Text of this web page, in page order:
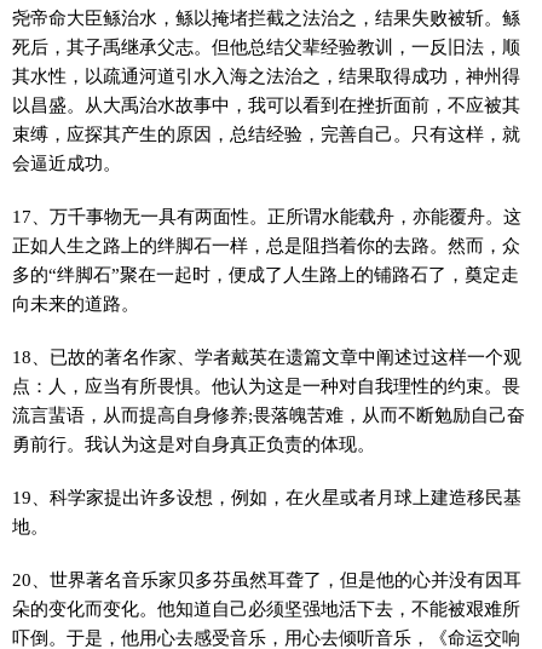
尧帝命大臣鲧治水，鲧以掩堵拦截之法治之，结果失败被斩。鲧
死后，其子禹继承父志。但他总结父辈经验教训，一反旧法，顺
其水性，以疏通河道引水入海之法治之，结果取得成功，神州得
以昌盛。从大禹治水故事中，我可以看到在挫折面前，不应被其
束缚，应探其产生的原因，总结经验，完善自己。只有这样，就
会逼近成功。
17、万千事物无一具有两面性。正所谓水能载舟，亦能覆舟。这
正如人生之路上的绊脚石一样，总是阻挡着你的去路。然而，众
多的“绊脚石”聚在一起时，便成了人生路上的铺路石了，奠定走
向未来的道路。
18、已故的著名作家、学者戴英在遗篇文章中阐述过这样一个观
点：人，应当有所畏惧。他认为这是一种对自我理性的约束。畏
流言蜚语，从而提高自身修养;畏落魄苦难，从而不断勉励自己奋
勇前行。我认为这是对自身真正负责的体现。
19、科学家提出许多设想，例如，在火星或者月球上建造移民基
地。
20、世界著名音乐家贝多芬虽然耳聋了，但是他的心并没有因耳
朵的变化而变化。他知道自己必须坚强地活下去，不能被艰难所
吓倒。于是，他用心去感受音乐，用心去倾听音乐，《命运交响